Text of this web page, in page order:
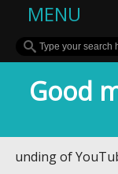
MENU
Good
of YouTube A